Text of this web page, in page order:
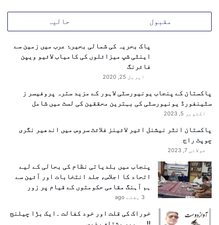
مقبول حالیہ
پاک بحریہ کی شمالی بحیرۂ عرب میں زمین سے
اینٹی شپ میزائلوں کی کامیاب لائیو ویپن
فائرنگ
اپریل 25, 2020
پاکستان کے پنجاب یونیورسٹی لاہور کے مزید سترہ پروفیسر ز
سٹینفورڈ یونیورسٹی کی بہترین محققین کی لسٹ میں شامل
اکتوبر 5, 2023
پاکستان انٹر نیشنل ائیر لائینز فلائٹ سروس میں اندھیر نگری
چوپٹ راج
جولائی 7, 2023
پنجاب میں بلدیاتی نظام کی بحالی کے لیے
اتحاد کا اجلاس، جلد انتخابات اور آئین سے
ہم آہنگ مقامی حکومتوں کے قیام پر زور
3 ہفتے ago
خوراک کی قلت اور خود کفالت ۔ایک بڑا چیلنج
!!……پیر مشتاق رضوی